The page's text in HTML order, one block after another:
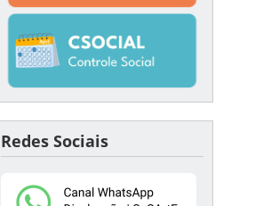
Redes Sociais